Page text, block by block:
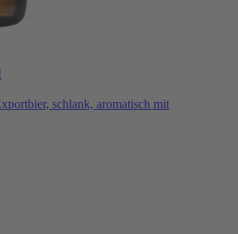
schlank, aromatisch mit